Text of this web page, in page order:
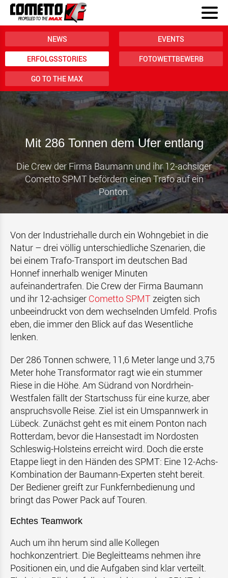
NEWS EVENTS
ERFOLGSSTORIES FOTOWETTBEWERB
GO TO THE MAX
Mit 286 Tonnen dem Ufer entlang
Die Crew der Firma Baumann und ihr 12-achsiger
Cometto SPMT befördern einen Trafo auf ein
Ponton.
Von der Industriehalle durch ein Wohngebiet in die
Natur – drei völlig unterschiedliche Szenarien, die
bei einem Trafo-Transport im deutschen Bad
Honnef innerhalb weniger Minuten
aufeinandertrafen. Die Crew der Firma Baumann
und ihr 12-achsiger Cometto SPMTzeigten sich
unbeeindruckt von dem wechselnden Umfeld. Profis
eben, die immer den Blick auf das Wesentliche
lenken.
Der 286 Tonnen schwere, 11,6 Meter lange und 3,75
Meter hohe Transformator ragt wie ein stummer
Riese in die Höhe. Am Südrand von Nordrhein-
Westfalen fällt der Startschuss für eine kurze, aber
anspruchsvolle Reise. Ziel ist ein Umspannwerk in
Lübeck. Zunächst geht es mit einem Ponton nach
Rotterdam, bevor die Hansestadt im Nordosten
Schleswig-Holsteins erreicht wird. Doch die erste
Etappe liegt in den Händen des SPMT: Eine 12-Achs-
Kombination der Baumann-Experten steht bereit.
Der Bediener greift zur Funkfernbedienung und
bringt das Power Pack auf Touren.
Echtes Teamwork
Auch um ihn herum sind alle Kollegen
hochkonzentriert. Die Begleitteams nehmen ihre
Positionen ein, und die Aufgaben sind klar verteilt.